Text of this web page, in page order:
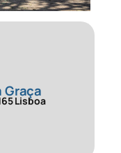
Graça
Lisboa